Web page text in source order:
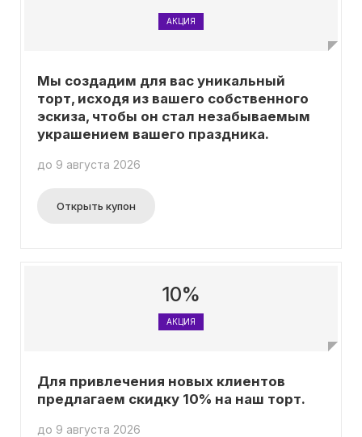
АКЦИЯ
Мы создадим для вас уникальный
торт, исходя из вашего собственного
эскиза, чтобы он стал незабываемым
украшением вашего праздника.
до 9 августа 2026
Открыть купон
10%
АКЦИЯ
Для привлечения новых клиентов
предлагаем скидку 10% на наш торт.
до 9 августа 2026